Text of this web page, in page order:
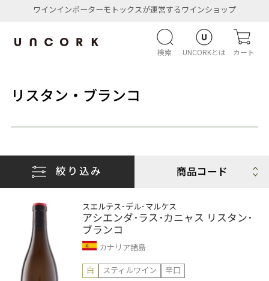
ワインインポーターモトックスが運営するワインショップ
検索 UNCORKとは カート
リスタン・ブランコ
絞り込み
スエルテス･デル･マルケス
アシエンダ･ラス･カニャス リスタン･
ブランコ
カナリア諸島
白
スティルワイン 辛口